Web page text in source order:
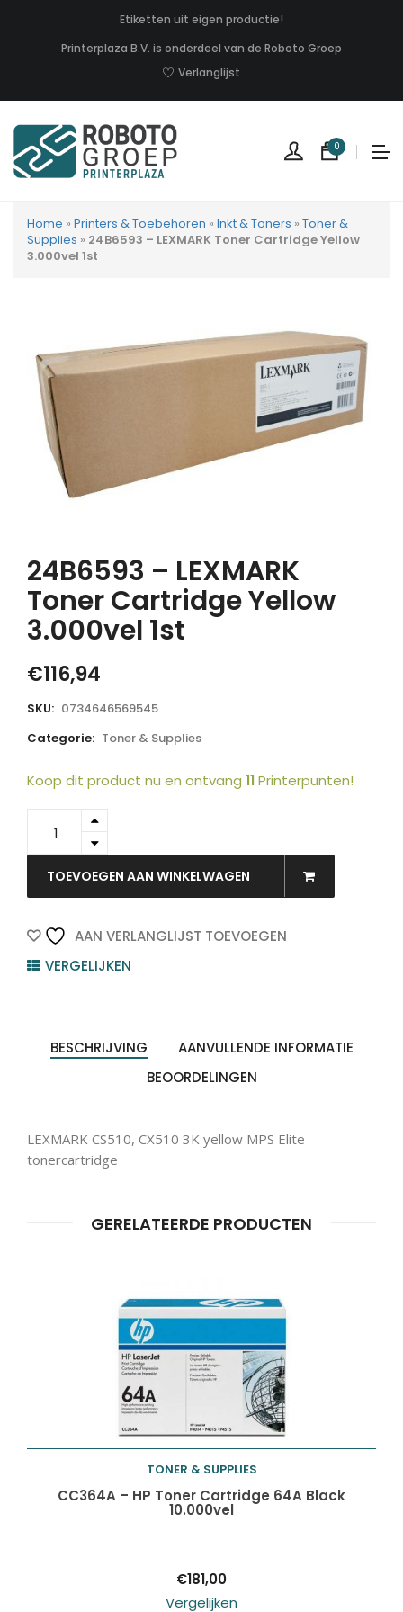
Etiketten uit eigen productie!
Printerplaza B.V. is onderdeel van de Roboto Groep
Verlanglijst
0
Geen
in
uw
Home » Printers & Toebehoren » Inkt & Toners » Toner &
Supplies » 24B6593 – LEXMARK Toner Cartridge Yellow
3.000vel 1st
24B6593 – LEXMARK
Toner Cartridge Yellow
3.000vel 1st
€116,94
SKU: 0734646569545
Categorie: Toner & Supplies
Koop dit product nu en ontvang 11Printerpunten!
LEXMARK
Toner
Cartridge
3.000vel
quantity
TOEVOEGEN AAN WINKELWAGEN
AAN VERLANGLIJST TOEVOEGEN
VERGELIJKEN
BESCHRIJVING
AANVULLENDE INFORMATIE
BEOORDELINGEN
LEXMARK CS510, CX510 3K yellow MPS Elite
tonercartridge
GERELATEERDE PRODUCTEN
Toevoegen aan
TONER & SUPPLIES
CC364A – HP Toner Cartridge 64A Black
10.000vel
€181,00
Vergelijken